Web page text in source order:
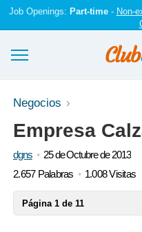
Job Openings: Part-time- Non-
Ensayos y trabajos
Registrarse
Iniciar sesión
Negocios
Empresa
dgns
25 de Octubre de 2013
2.657 Palabras
1.008 Visitas
Página 1 de 11